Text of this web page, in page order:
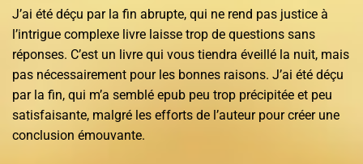
J’ai été déçu par la fin abrupte, qui ne rend pas justice à
l’intrigue complexe livre laisse trop de questions sans
réponses. C’est un livre qui vous tiendra éveillé la nuit, mais
pas nécessairement pour les bonnes raisons. J’ai été déçu
par la fin, qui m’a semblé epub peu trop précipitée et peu
satisfaisante, malgré les efforts de l’auteur pour créer une
conclusion émouvante.